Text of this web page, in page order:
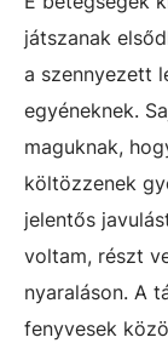
játszanak
a szennyezett
egyéneknek.
maguknak,
költözzenek
jelentős
voltam, részt
nyaraláson. A
fenyvesek